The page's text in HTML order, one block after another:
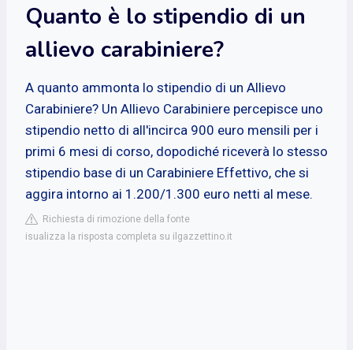
Quanto è lo stipendio di un
allievo carabiniere?
A quanto ammonta lo stipendio di un Allievo
Carabiniere? Un Allievo Carabiniere percepisce uno
stipendio netto di all'incirca 900 euro mensili per i
primi 6 mesi di corso, dopodiché riceverà lo stesso
stipendio base di un Carabiniere Effettivo, che si
aggira intorno ai 1.200/1.300 euro netti al mese.
Richiesta di rimozione della fonte
isualizza la risposta completa su ilgazzettino.it